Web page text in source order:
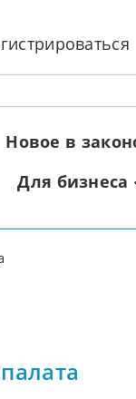
Новое в
Для бизнеса